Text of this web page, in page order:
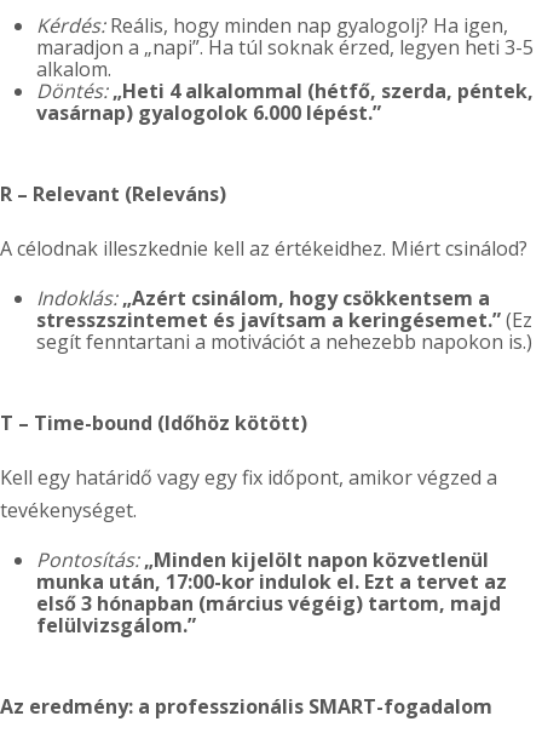
Kérdés:Reális, hogy minden nap gyalogolj? Ha igen,
maradjon a „napi”. Ha túl soknak érzed, legyen heti 3-5
alkalom.
Döntés: „Heti 4 alkalommal (hétfő, szerda, péntek,
vasárnap) gyalogolok 6.000 lépést.”
R – Relevant (Releváns)
A célodnak illeszkednie kell az értékeidhez. Miért csinálod?
Indoklás: „Azért csinálom, hogy csökkentsem a
stresszszintemet és javítsam a keringésemet.”(Ez
segít fenntartani a motivációt a nehezebb napokon is.)
T – Time-bound (Időhöz kötött)
Kell egy határidő vagy egy fix időpont, amikor végzed a
tevékenységet.
Pontosítás: „Minden kijelölt napon közvetlenül
munka után, 17:00-kor indulok el. Ezt a tervet az
első 3 hónapban (március végéig) tartom, majd
felülvizsgálom.”
Az eredmény: a professzionális SMART-fogadalom